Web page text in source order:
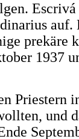
Escrivá
prekäre
1937
Priestern
und